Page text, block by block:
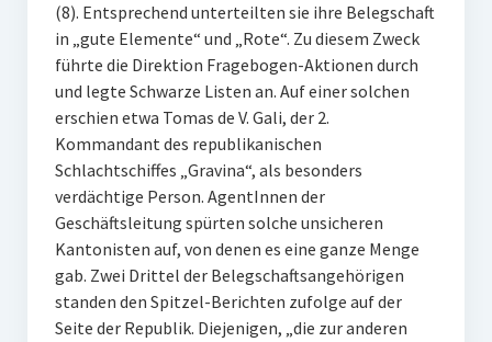
(8). Entsprechend unterteilten sie ihre Belegschaft
in „gute Elemente“ und „Rote“. Zu diesem Zweck
führte die Direktion Fragebogen-Aktionen durch
und legte Schwarze Listen an. Auf einer solchen
erschien etwa Tomas de V. Gali, der 2.
Kommandant des republikanischen
Schlachtschiffes „Gravina“, als besonders
verdächtige Person. AgentInnen der
Geschäftsleitung spürten solche unsicheren
Kantonisten auf, von denen es eine ganze Menge
gab. Zwei Drittel der Belegschaftsangehörigen
standen den Spitzel-Berichten zufolge auf der
Seite der Republik. Diejenigen, „die zur anderen